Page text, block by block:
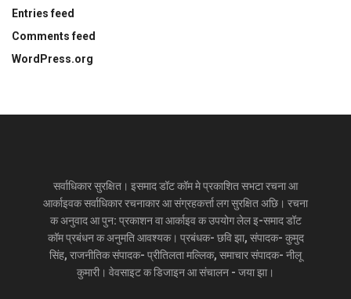
Entries feed
Comments feed
WordPress.org
सर्वाधिकार सुरक्षित। इसमाद डॉट कॉम मे प्रकाशित सभटा रचना आ
आर्काइवक सर्वाधिकार रचनाकार आ संग्रहकर्त्ता लग सुरक्षित अछि। रचना
क अनुवाद आ पुन: प्रकाशन वा आर्काइव क उपयोग लेल इ-समाद डॉट
कॉम प्रबंधन क अनुमति आवश्यक। प्रबंधक- छवि झा, संपादक- कुमुद
सिंह, राजनीतिक संपादक- प्रीतिलता मल्लिक, समाचार संपादक- नीलू
कुमारी। वेवसाइट क डिजाइन आ संचालन - जया झा।